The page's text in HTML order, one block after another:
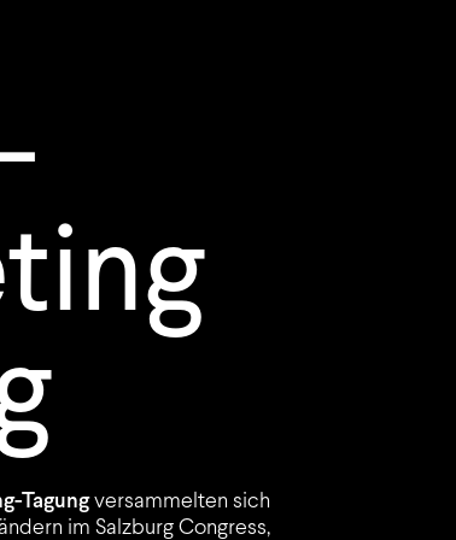
Tagungversammelten sich
im Salzburg Congress,